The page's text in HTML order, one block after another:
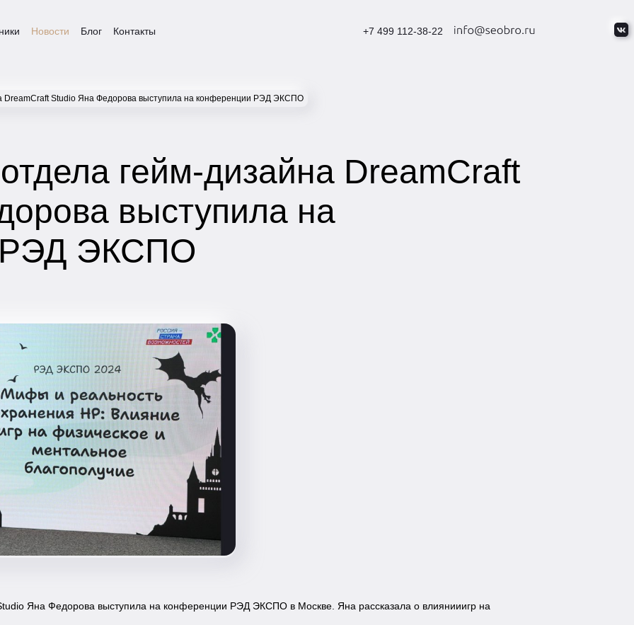
Новости Блог Контакты +7 499 112-38-22
DreamCraft Studio Яна Федорова выступила на конференции РЭД ЭКСПО
гейм-дизайна DreamCraft
выступила на
РЭД ЭКСПО
Яна Федорова выступила на конференции РЭД ЭКСПО в Москве. Яна рассказала о влиянииигр на